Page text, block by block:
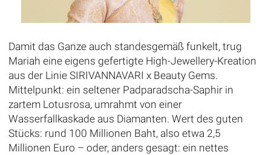
Damit das Ganze auch standesgemäß funkelt, trug
Mariah eine eigens gefertigte High-Jewellery-Kreation
aus der Linie SIRIVANNAVARI x Beauty Gems.
Mittelpunkt: ein seltener Padparadscha-Saphir in
zartem Lotusrosa, umrahmt von einer
Wasserfallkaskade aus Diamanten. Wert des guten
Stücks: rund 100 Millionen Baht, also etwa 2,5
Millionen Euro – oder, anders gesagt: ein nettes